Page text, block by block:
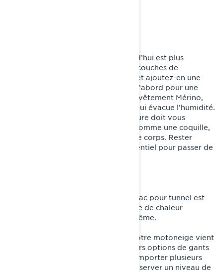
L’équipement de conduite d’aujourd’hui est plus
sophistiqué que jamais. Portez des couches de
vêtements qui évacuent l’humidité et ajoutez-en une
dans votre sac pour tunnel. Optez d’abord pour une
couche ultralégère comme un sous-vêtement Mérino,
avant d’enfiler un molleton souple qui évacue l’humidité.
Votre couche de vêtements extérieure doit vous
protéger contre les éléments, agir comme une coquille,
tout en évacuant l’humidité de votre corps. Rester
protégé, au chaud et au sec est essentiel pour passer de
Un manteau compressible dans un sac pour tunnel est
peu encombrant et offre une couche de chaleur
supplémentaire en cas de froid extrême.
L’énergie que vous transmettez à votre motoneige vient
d’abord de vos mains. Avoir plusieurs options de gants
confortables est donc primordial. Emporter plusieurs
paires de gants vous permet de conserver un niveau de